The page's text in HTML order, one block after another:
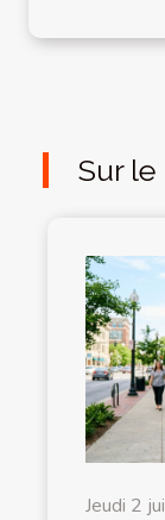
Sur
Jeudi 2